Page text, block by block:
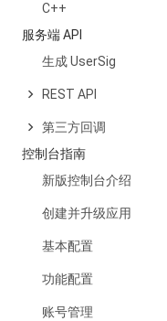
C++
服务端 API
生成 UserSig
REST API
第三方回调
控制台指南
新版控制台介绍
创建并升级应用
基本配置
功能配置
账号管理